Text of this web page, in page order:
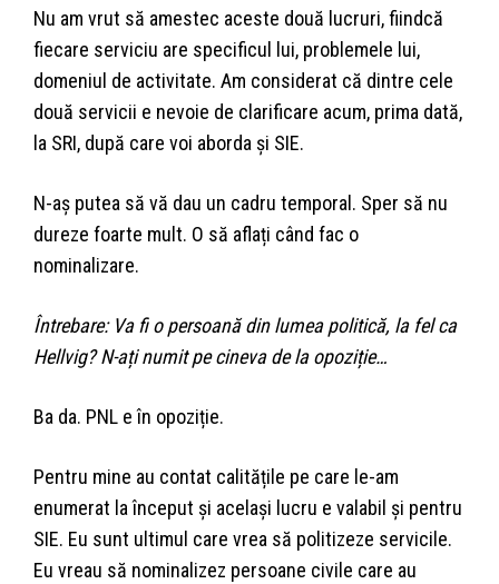
Nu am vrut să amestec aceste două lucruri, fiindcă
fiecare serviciu are specificul lui, problemele lui,
domeniul de activitate. Am considerat că dintre cele
două servicii e nevoie de clarificare acum, prima dată,
la SRI, după care voi aborda și SIE.
N-aș putea să vă dau un cadru temporal. Sper să nu
dureze foarte mult. O să aflați când fac o
nominalizare.
Întrebare: Va fi o persoană din lumea politică, la fel ca
Hellvig? N-ați numit pe cineva de la opoziție…
Ba da. PNL e în opoziție.
Pentru mine au contat calitățile pe care le-am
enumerat la început și același lucru e valabil și pentru
SIE. Eu sunt ultimul care vrea să politizeze servicile.
Eu vreau să nominalizez persoane civile care au